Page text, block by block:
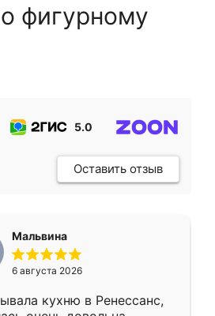
фигурному
5.0
Оставить отзыв
Мальвина
6 августа 2026
кухню в Ренессанс,